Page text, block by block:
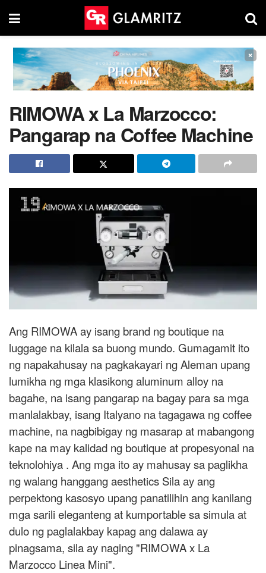
×
RIMOWA x La Marzocco:
Pangarap na Coffee Machine
Ang RIMOWA ay isang brand ng boutique na
luggage na kilala sa buong mundo. Gumagamit ito
ng napakahusay na pagkakayari ng Aleman upang
lumikha ng mga klasikong aluminum alloy na
bagahe, na isang pangarap na bagay para sa mga
manlalakbay, isang Italyano na tagagawa ng coffee
machine, na nagbibigay ng masarap at mabangong
kape na may kalidad ng boutique at propesyonal na
teknolohiya . Ang mga ito ay mahusay sa paglikha
ng walang hanggang aesthetics Sila ay ang
perpektong kasosyo upang panatilihin ang kanilang
mga sarili eleganteng at kumportable sa simula at
dulo ng paglalakbay kapag ang dalawa ay
pinagsama, sila ay naging "RIMOWA x La
Marzocco Linea Mini".